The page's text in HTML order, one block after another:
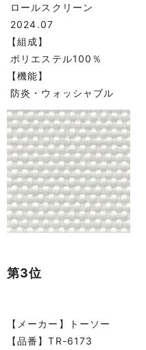
ロールスクリーン
2024.07
【組成】
ポリエステル100％
【機能】
防炎・ウォッシャブル
第3位
【メーカー】トーソー
【品番】TR-6173